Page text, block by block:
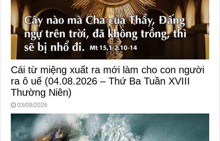
Cái từ miệng xuất ra mới làm cho con người
ra ô uế (04.08.2026 – Thứ Ba Tuần XVIII
Thường Niên)
03/08/2026